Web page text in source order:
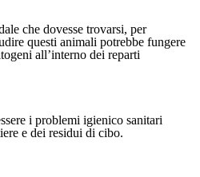
che dovesse trovarsi, per
questi animali potrebbe fungere
all’interno dei reparti
i problemi igienico sanitari
e dei residui di cibo.